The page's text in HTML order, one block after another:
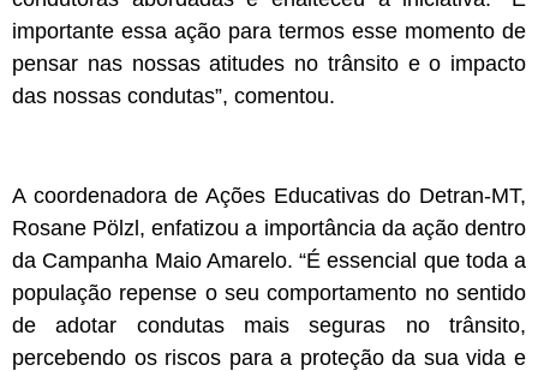
importante essa ação para termos esse momento de
pensar nas nossas atitudes no trânsito e o impacto
das nossas condutas”, comentou.
A coordenadora de Ações Educativas do Detran-MT,
Rosane Pölzl, enfatizou a importância da ação dentro
da Campanha Maio Amarelo. “É essencial que toda a
população repense o seu comportamento no sentido
de adotar condutas mais seguras no trânsito,
percebendo os riscos para a proteção da sua vida e